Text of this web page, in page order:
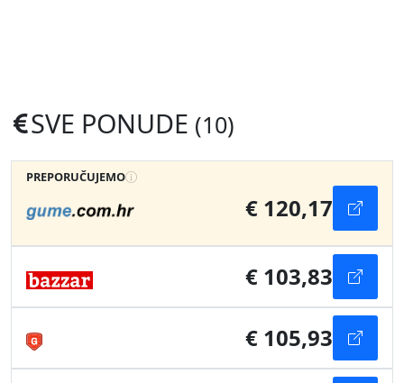
SVE PONUDE (10)
PREPORUČUJEMO
€ 120,17
€ 103,83
€ 105,93